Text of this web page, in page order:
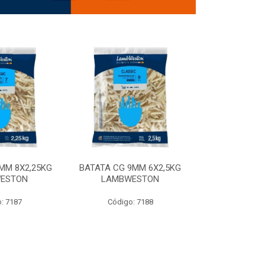
8X2,25KG
7187
BATATA CG 9MM 6X2,5KG
LAMBWESTON
Código: 7188